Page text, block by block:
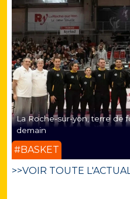
La Roche-sur-yon, terre de
demain
#BASKET
>>VOIR TOUTE